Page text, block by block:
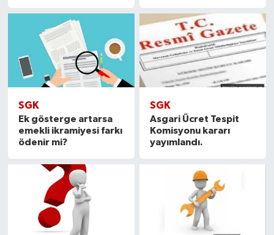
SGK
Ek gösterge artarsa
emekli ikramiyesi farkı
ödenir mi?
SGK
Asgari Ücret Tespit
Komisyonu kararı
yayımlandı.